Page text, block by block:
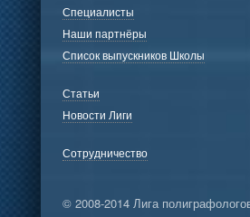
Специалисты
Наши партнёры
Список выпускников Школы
Статьи
Новости Лиги
Сотрудничество
© 2008-2014 Лига